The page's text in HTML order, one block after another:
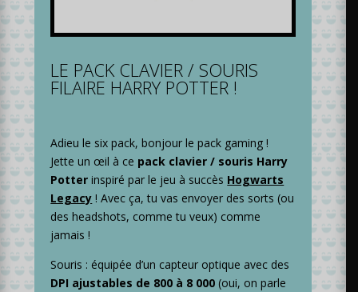
LE PACK CLAVIER / SOURIS
FILAIRE HARRY POTTER !
Adieu le six pack, bonjour le pack gaming !
Jette un œil à ce pack clavier / souris Harry
Potter inspiré par le jeu à succès Hogwarts
Legacy ! Avec ça, tu vas envoyer des sorts (ou
des headshots, comme tu veux) comme
jamais !
Souris : équipée d’un capteur optique avec des
DPI ajustables de 800 à 8 000 (oui, on parle